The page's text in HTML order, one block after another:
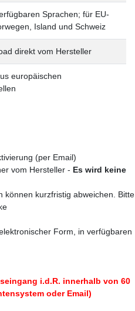
Sprachen; für EU-
Island und Schweiz
direkt vom Hersteller
europäischen
(per Email)
vom Hersteller - Es wird keine
können kurzfristig abweichen. Bitte
Form, in verfügbaren
i.d.R. innerhalb von 60
oder Email)